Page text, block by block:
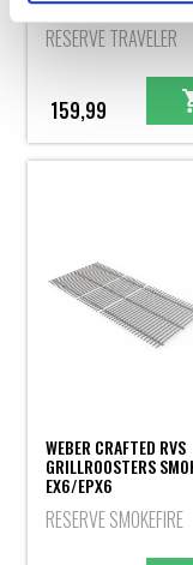
RESERVE TRAVELER
159,99
WEBER CRAFTED RVS
GRILLROOSTERS
EX6/EPX6
RESERVE SMOKEFIRE